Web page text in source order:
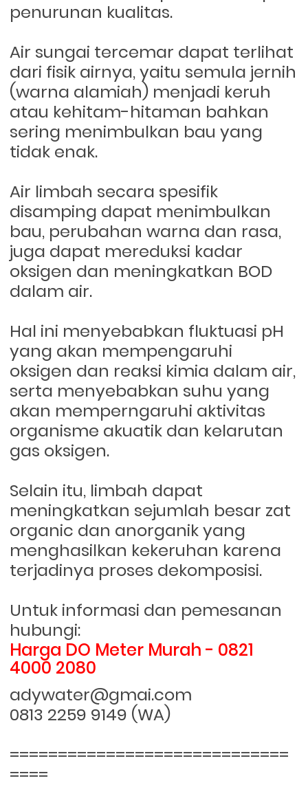
penurunan kualitas.
Air sungai tercemar dapat terlihat
dari fisik airnya, yaitu semula jernih
(warna alamiah) menjadi keruh
atau kehitam-hitaman bahkan
sering menimbulkan bau yang
tidak enak.
Air limbah secara spesifik
disamping dapat menimbulkan
bau, perubahan warna dan rasa,
juga dapat mereduksi kadar
oksigen dan meningkatkan BOD
dalam air.
Hal ini menyebabkan fluktuasi pH
yang akan mempengaruhi
oksigen dan reaksi kimia dalam air,
serta menyebabkan suhu yang
akan memperngaruhi aktivitas
organisme akuatik dan kelarutan
gas oksigen.
Selain itu, limbah dapat
meningkatkan sejumlah besar zat
organic dan anorganik yang
menghasilkan kekeruhan karena
terjadinya proses dekomposisi.
Untuk informasi dan pemesanan
hubungi:
Harga DO Meter Murah - 0821
4000 2080
adywater@gmai.com
0813 2259 9149 (WA)
=============================
====